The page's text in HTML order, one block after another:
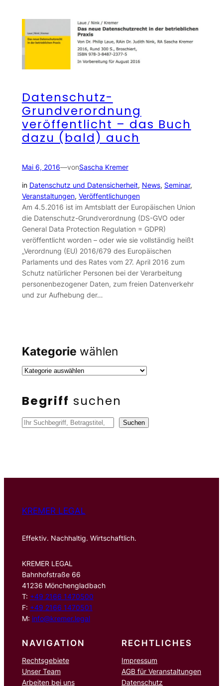
Datenschutz-
Grundverordnung
veröffentlicht – das Buch
dazu (bald) auch
Mai 6, 2016—vonSascha Kremer
in Datenschutz und Datensicherheit, News, Seminar
Veranstaltungen, Veröffentlichungen
Am 4.5.2016 ist im Amtsblatt der Europäischen Union
die Datenschutz-Grundverordnung (DS-GVO oder
General Data Protection Regulation = GDPR)
veröffentlicht worden – oder wie sie vollständig heißt
„Verordnung (EU) 2016/679 des Europäischen
Parlaments und des Rates vom 27. April 2016 zum
Schutz natürlicher Personen bei der Verarbeitung
personenbezogener Daten, zum freien Datenverkehr
und zur Aufhebung der…
Kategorie wählen
Begriff suchen
S
n
Suchen
KREMER LEGAL
Effektiv. Nachhaltig. Wirtschaftlich.
KREMER LEGAL
Bahnhofstraße 66
41236 Mönchengladbach
T: +49 2166 1470500
F: +49 2166 1470501
M: info@kremer.legal
NAVIGATION
Rechtsgebiete
Unser Team
Arbeiten bei uns
RECHTLICHES
Impressum
AGB für Veranstaltungen
Datenschutz